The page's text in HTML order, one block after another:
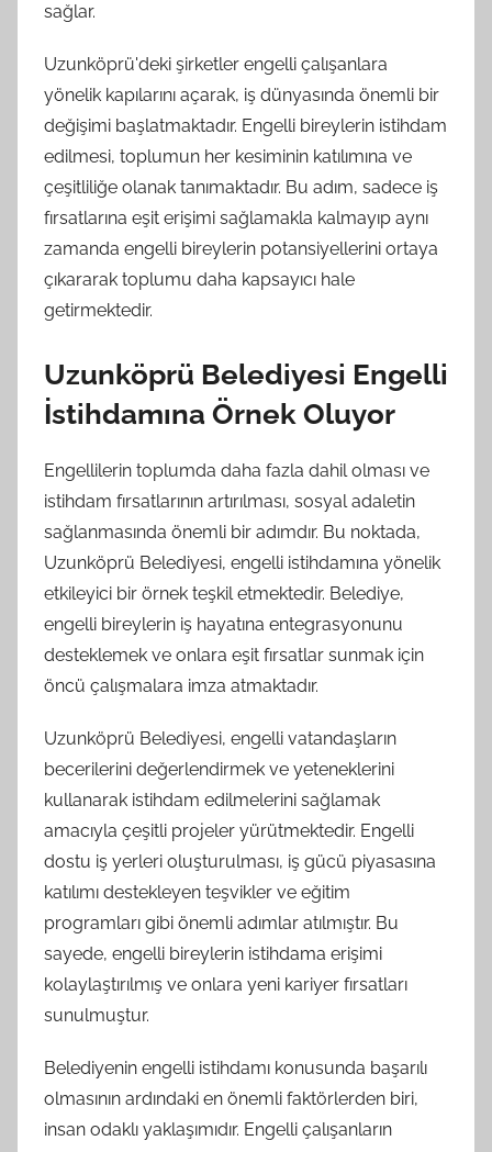
sağlar.
Uzunköprü'deki şirketler engelli çalışanlara
yönelik kapılarını açarak, iş dünyasında önemli bir
değişimi başlatmaktadır. Engelli bireylerin istihdam
edilmesi, toplumun her kesiminin katılımına ve
çeşitliliğe olanak tanımaktadır. Bu adım, sadece iş
fırsatlarına eşit erişimi sağlamakla kalmayıp aynı
zamanda engelli bireylerin potansiyellerini ortaya
çıkararak toplumu daha kapsayıcı hale
getirmektedir.
Uzunköprü Belediyesi Engelli
İstihdamına Örnek Oluyor
Engellilerin toplumda daha fazla dahil olması ve
istihdam fırsatlarının artırılması, sosyal adaletin
sağlanmasında önemli bir adımdır. Bu noktada,
Uzunköprü Belediyesi, engelli istihdamına yönelik
etkileyici bir örnek teşkil etmektedir. Belediye,
engelli bireylerin iş hayatına entegrasyonunu
desteklemek ve onlara eşit fırsatlar sunmak için
öncü çalışmalara imza atmaktadır.
Uzunköprü Belediyesi, engelli vatandaşların
becerilerini değerlendirmek ve yeteneklerini
kullanarak istihdam edilmelerini sağlamak
amacıyla çeşitli projeler yürütmektedir. Engelli
dostu iş yerleri oluşturulması, iş gücü piyasasına
katılımı destekleyen teşvikler ve eğitim
programları gibi önemli adımlar atılmıştır. Bu
sayede, engelli bireylerin istihdama erişimi
kolaylaştırılmış ve onlara yeni kariyer fırsatları
sunulmuştur.
Belediyenin engelli istihdamı konusunda başarılı
olmasının ardındaki en önemli faktörlerden biri,
insan odaklı yaklaşımıdır. Engelli çalışanların